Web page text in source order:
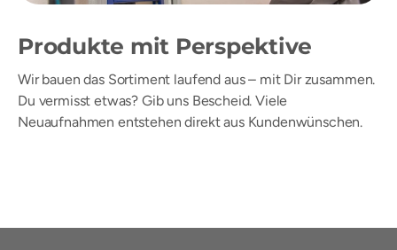
Produkte mit Perspektive
Wir bauen das Sortiment laufend aus – mit Dir zusammen.
Du vermisst etwas? Gib uns Bescheid. Viele
Neuaufnahmen entstehen direkt aus Kundenwünschen.